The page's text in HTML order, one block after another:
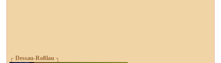
┌ Dessau-Roßlau ┐